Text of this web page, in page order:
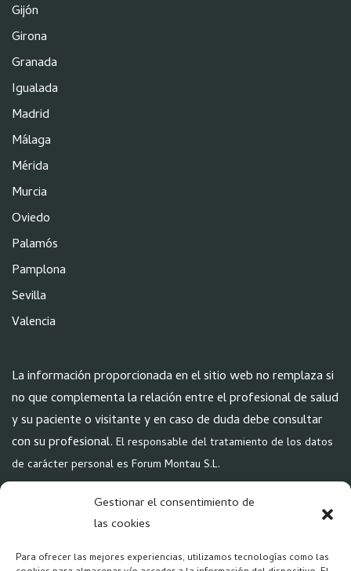
Gestionar el consentimiento de
las cookies
Para ofrecer las mejores experiencias, utilizamos tecnologías como las
Gijón
Girona
Granada
Igualada
Madrid
Málaga
Mérida
Murcia
Oviedo
Palamós
Pamplona
Sevilla
Valencia
La información proporcionada en el sitio web no remplaza si
no que complementa la relación entre el profesional de salud
y su paciente o visitante y en caso de duda debe consultar
con su profesional. El responsable del tratamiento de los datos
de carácter personal es Forum Montau S.L.
Política Cookies